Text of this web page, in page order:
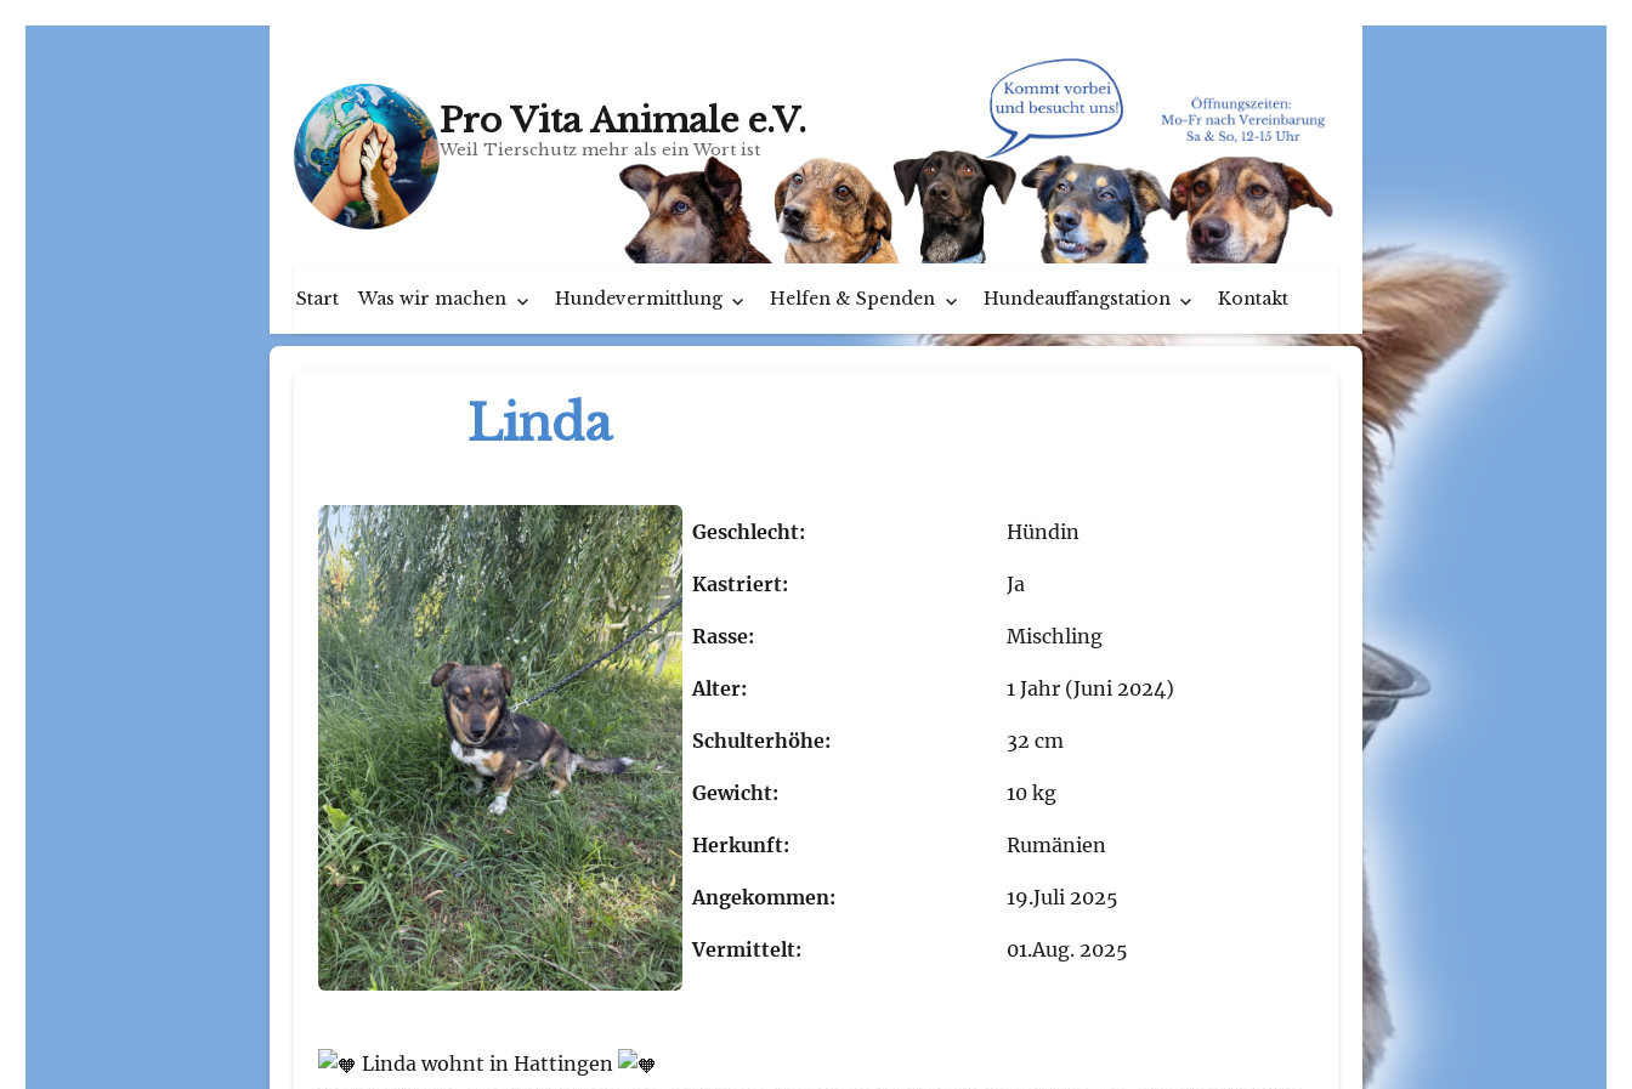
Pro Vita Animale e.V.
Weil Tierschutz mehr als ein Wort ist
Start Was wir machen Hundevermittlung Helfen & Spenden Hundeauffangstation Kontakt
Linda
Geschlecht: Hündin
Kastriert: Ja
Rasse: Mischling
Alter: 1 Jahr (Juni 2024)
Schulterhöhe: 32 cm
Gewicht: 10 kg
Herkunft: Rumänien
Angekommen: 19.Juli 2025
Vermittelt: 01.Aug. 2025
Linda wohnt in Hattingen